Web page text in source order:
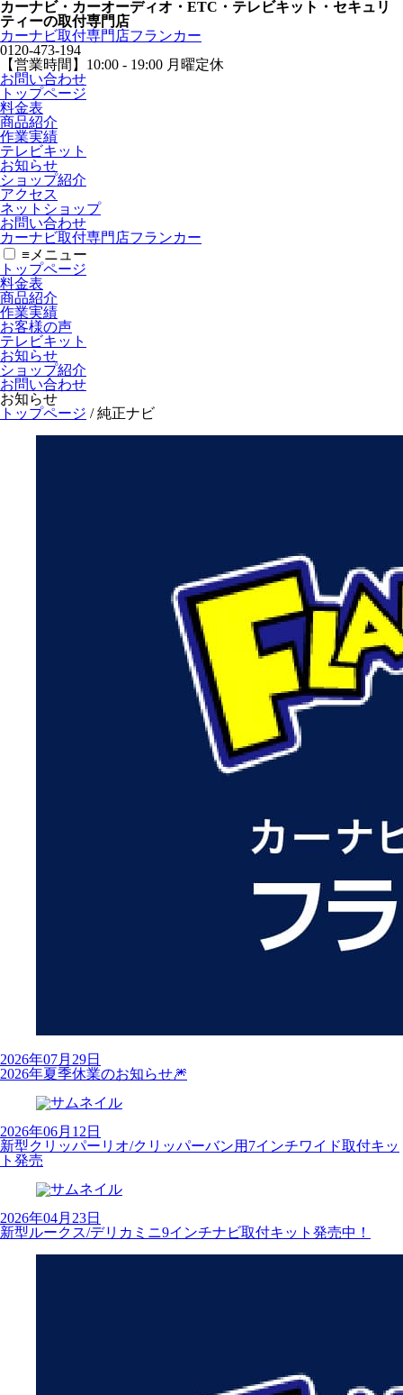
カーナビ・カーオーディオ・ETC・テレビキット・セキュリ
ティーの取付専門店
カーナビ取付専⾨店フランカー
0120-473-194
【営業時間】 10:00 - 19:00 月曜定休
お問い合わせ
トップページ
料金表
商品紹介
作業実績
テレビキット
お知らせ
ショップ紹介
アクセス
ネットショップ
お問い合わせ
カーナビ取付専⾨店フランカー
≡ メニュー
トップページ
料金表
商品紹介
作業実績
お客様の声
テレビキット
お知らせ
ショップ紹介
お問い合わせ
お知らせ
トップページ /純正ナビ
2026年07月29日
2026年夏季休業のお知らせ🎆
2026年06月12日
新型クリッパーリオ/クリッパーバン用7インチワイド取付キッ
ト発売
2026年04月23日
新型ルークス/デリカミニ9インチナビ取付キット発売中！